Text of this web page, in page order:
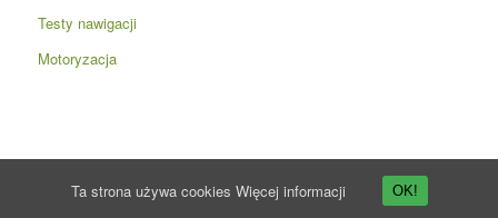
Testy nawigacji
Motoryzacja
© Copyright -Przyspieszenie.pl
Ta strona używa cookies Więcej informacji OK!